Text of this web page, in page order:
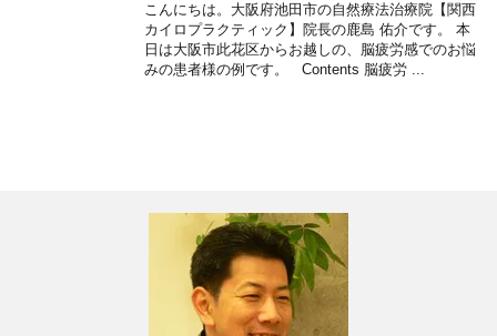
こんにちは。大阪府池田市の自然療法治療院【関西
カイロプラクティック】院長の鹿島 佑介です。 本
日は大阪市此花区からお越しの、脳疲労感でのお悩
みの患者様の例です。 Contents 脳疲労 ...